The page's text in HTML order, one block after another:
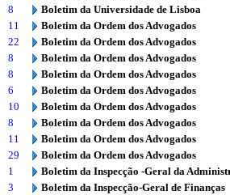
8
Boletim da Universidade de Lisboa
11
Boletim da Ordem dos Advogados
22
Boletim da Ordem dos Advogados
8
Boletim da Ordem dos Advogados
8
Boletim da Ordem dos Advogados
6
Boletim da Ordem dos Advogados
10
Boletim da Ordem dos Advogados
8
Boletim da Ordem dos Advogados
11
Boletim da Ordem dos Advogados
29
Boletim da Ordem dos Advogados
1
Boletim da Inspecção -Geral da
3
Boletim da Inspecção-Geral de Finanças